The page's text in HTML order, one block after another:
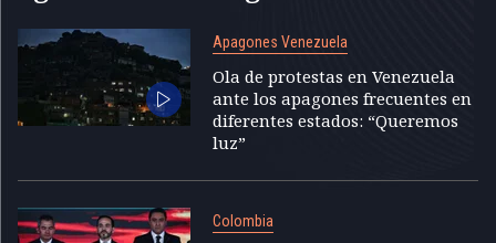
Apagones Venezuela
Ola de protestas en Venezuela
ante los apagones frecuentes en
diferentes estados: “Queremos
luz”
Colombia